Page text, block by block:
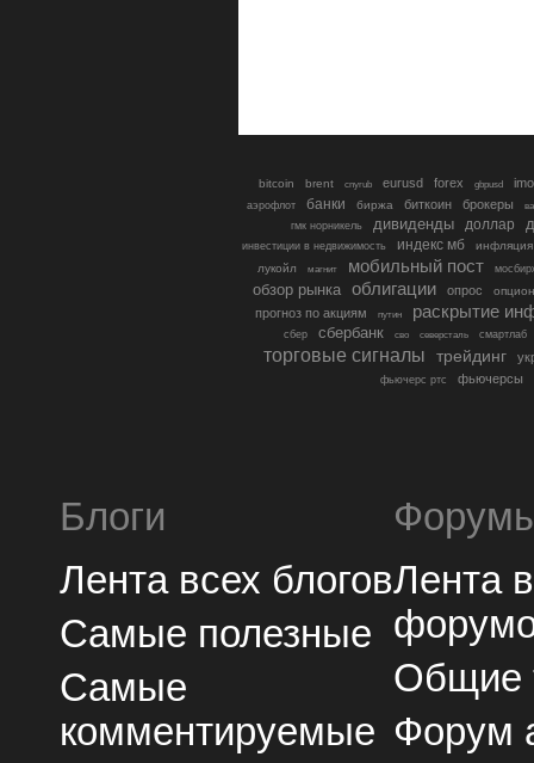
bitcoin brent cnyrub eurusd forex gbpusd
аэрофлот банки биржа биткоин брокеры
гмк норникель
дивиденды доллар
инвестиции в недвижимость индекс мб
инфляция
лукойл
магнит мобильный пост
обзор рынка облигации опрос
прогноз по акциям путин раскрытие
сбер сбербанк сво северсталь смартлаб
торговые сигналы трейдинг
фьючерс ртс фьючерсы
Блоги
Лента всех блогов
Самые полезные
Самые
комментируемые
Лента
Общие
Форум